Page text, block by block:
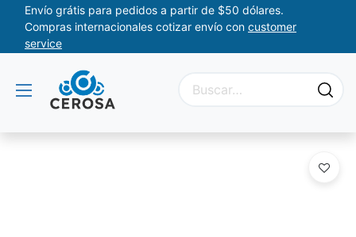
Envío grátis para pedidos a partir de $50 dólares.
Compras internacionales cotizar envío con customer
service